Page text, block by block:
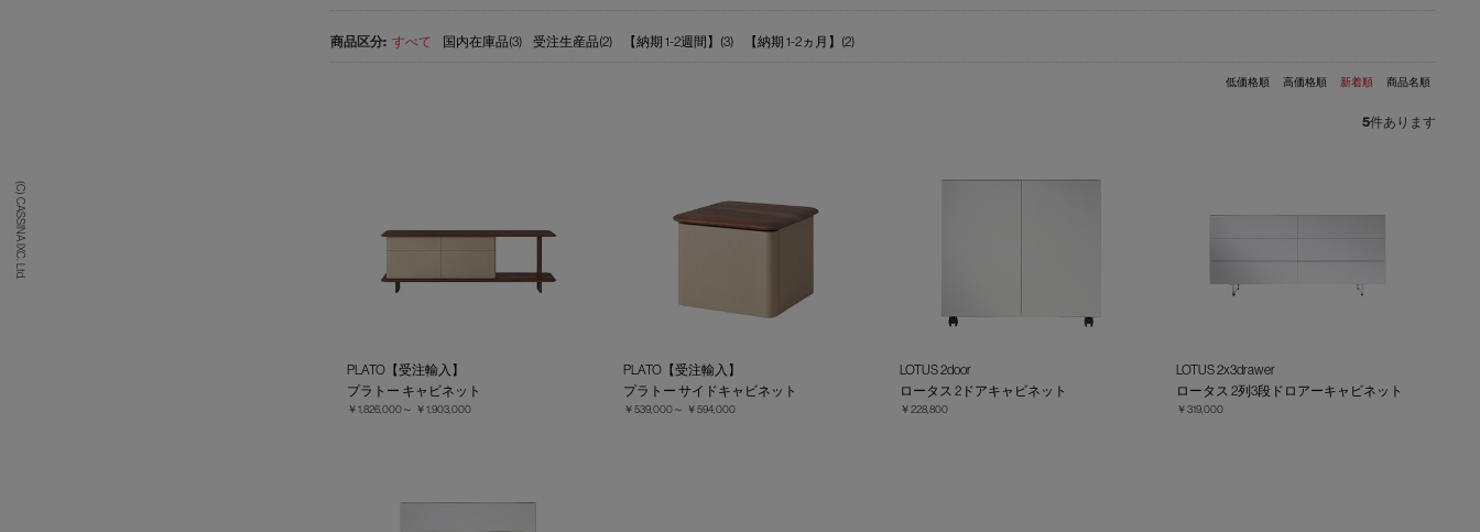
(C) CASSINA IXC. Ltd.
すべて 国内在庫品(3) 受注生産品(2) 【納期 1-2週間】(3) 【納期 1-2ヵ月】(2)
低価格順 高価格順 新着順 商品名順
5件あります
PLATO【受注輸入】
プラトー キャビネット
￥1,826,000～ ￥1,903,000
PLATO【受注輸入】
プラトー サイドキャビネット
￥539,000～ ￥594,000
LOTUS 2door
ロータス 2ドアキャビネット
￥228,800
LOTUS 2x3drawer
ロータス 2列3段ドロアーキャビネット
￥319,000